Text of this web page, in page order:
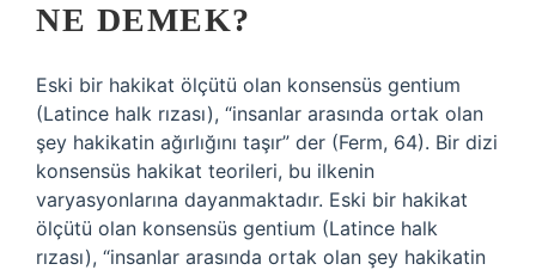
NE DEMEK?
Eski bir hakikat ölçütü olan konsensüs gentium
(Latince halk rızası), “insanlar arasında ortak olan
şey hakikatin ağırlığını taşır” der (Ferm, 64). Bir dizi
konsensüs hakikat teorileri, bu ilkenin
varyasyonlarına dayanmaktadır. Eski bir hakikat
ölçütü olan konsensüs gentium (Latince halk
rızası), “insanlar arasında ortak olan şey hakikatin